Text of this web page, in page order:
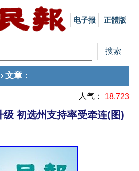
电子报 正體版
› 文章 ：
人气： 18,723
级 初选州支持率受牵连(图)